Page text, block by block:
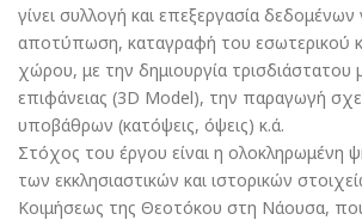
γίνει συλλογή και επεξεργασία δεδομένων
αποτύπωση, καταγραφή του εσωτερικού
χώρου, με την δημιουργία τρισδιάστατου
επιφάνειας (3D Model), την παραγωγή
υποβάθρων (κατόψεις, όψεις) κ.ά.
Στόχος του έργου είναι η ολοκληρωμένη
των εκκλησιαστικών και ιστορικών
Κοιμήσεως της Θεοτόκου στη Νάουσα,